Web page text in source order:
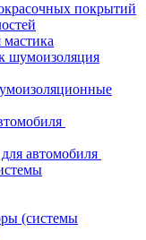
покрытий
мастика
шумоизоляция
автомобиля
(системы